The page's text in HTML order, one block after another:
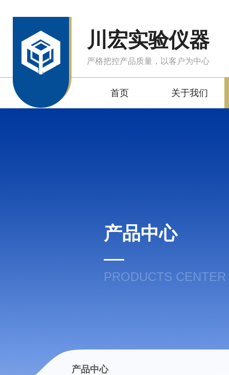
川宏实验仪器
严格把控产品质量，以客户为中心
首页 关于我们
产品中心
PRODUCTS CENTER
产品中心